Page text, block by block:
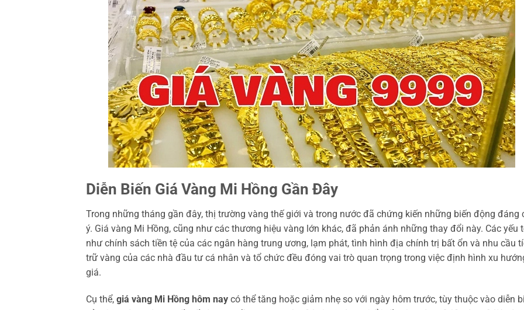
Diễn Biến Giá Vàng Mi Hồng Gần Đây
Trong những tháng gần đây, thị trường vàng thế giới và trong nước đã chứng kiến những biến động đáng
ý. Giá vàng Mi Hồng, cũng như các thương hiệu vàng lớn khác, đã phản ánh những thay đổi này. Các yếu
như chính sách tiền tệ của các ngân hàng trung ương, lạm phát, tình hình địa chính trị bất ổn và nhu cầu
trữ vàng của các nhà đầu tư cá nhân và tổ chức đều đóng vai trò quan trọng trong việc định hình xu
giá.
Cụ thể, giá vàng Mi Hồng hôm nay có thể tăng hoặc giảm nhẹ so với ngày hôm trước, tùy thuộc vào diễn